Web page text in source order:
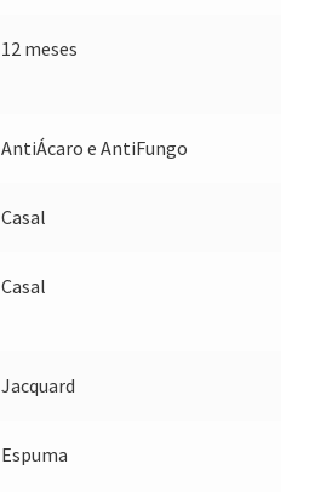
12 meses
AntiÁcaro e AntiFungo
Casal
Casal
Jacquard
Espuma